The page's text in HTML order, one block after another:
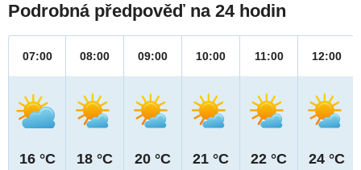
Podrobná předpověď na 24 hodin
07:00
16 °C
08:00
18 °C
09:00
20 °C
10:00
21 °C
11:00
22 °C
12:00
24 °C